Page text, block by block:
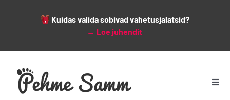
Kuidas valida sobivad vahetusjalatsid?
→ Loe juhendit
content